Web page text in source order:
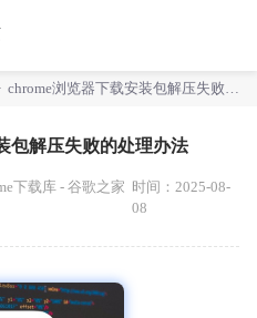
败的
包解压失败的处理办法
下载库 - 谷歌之家 时间：2025-08-
08